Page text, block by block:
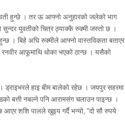
हुन्छे । तर ऊ आफ्नो अनुहारको जलेको भाग
सुन्दर युवतीको चित्र ठ्याक्कै रुक्मी जस्तो छ ।
। बिहे अघि रुक्मीले आफ्नो वास्तविकता बताएर
आफूमाथि धोका भएको ठान्छ । यसैको
ड्राइभरले हाइ बीम बालेको रहेछ । जयपुर सहरमा
बत्ती नबल्ने पनि आरामसंग चलाउन पाइन्छ ।
शशि पालले खुइय गर्दै भन्यो, ”दो सौ रुपये